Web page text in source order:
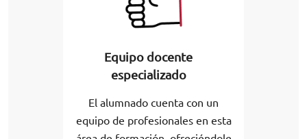
Equipo docente
especializado
El alumnado cuenta con un
equipo de profesionales en esta